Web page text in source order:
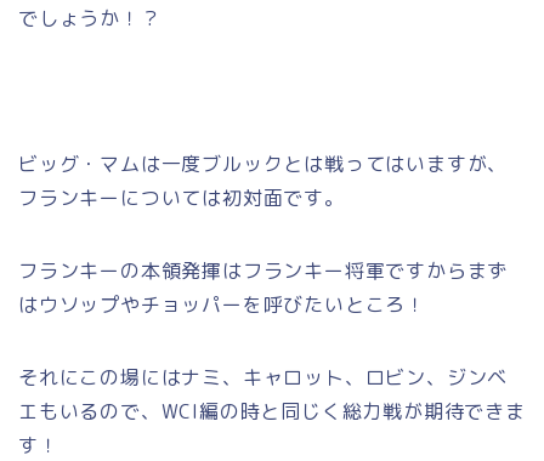
でしょうか！？
ビッグ・マムは一度ブルックとは戦ってはいますが、
フランキーについては初対面です。
フランキーの本領発揮はフランキー将軍ですからまず
はウソップやチョッパーを呼びたいところ！
それにこの場にはナミ、キャロット、ロビン、ジンベ
エもいるので、WCI編の時と同じく総力戦が期待できま
す！